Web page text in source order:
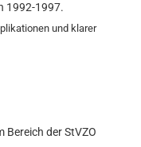
1992-1997.
und klarer
Bereich der StVZO